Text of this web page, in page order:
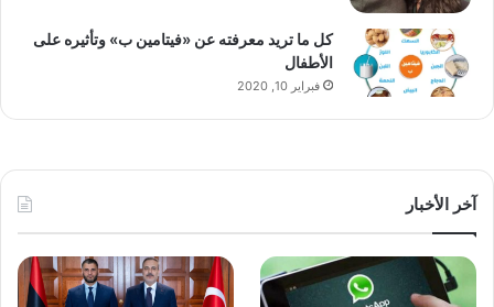
كل ما تريد معرفته عن «فيتامين ب» وتأثيره على
الأطفال
فبراير 10, 2020
آخر الأخبار